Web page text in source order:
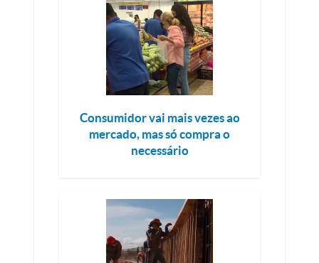
Consumidor vai mais vezes ao
mercado, mas só compra o
necessário